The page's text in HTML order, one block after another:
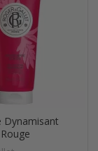
Dynamisant